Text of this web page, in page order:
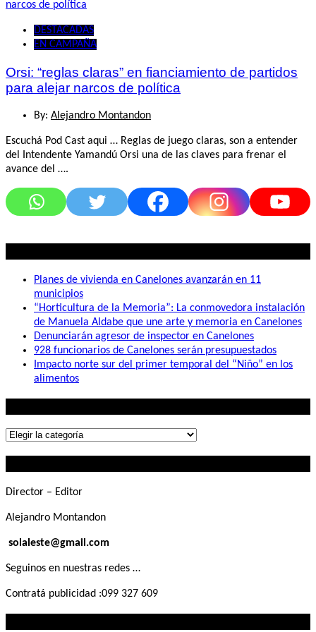
DESTACADAS
EN CAMPAÑA
Orsi: “reglas claras” en fianciamiento de partidos
para alejar narcos de política
By: Alejandro Montandon
Escuchá Pod Cast aqui … Reglas de juego claras, son a entender
del Intendente Yamandú Orsi una de las claves para frenar el
avance del ….
Planes de vivienda en Canelones avanzarán en 11
municipios
“Horticultura de la Memoria”: La conmovedora instalación
de Manuela Aldabe que une arte y memoria en Canelones
Denunciarán agresor de inspector en Canelones
928 funcionarios de Canelones serán presupuestados
Impacto norte sur del primer temporal del “Niño” en los
alimentos
Lo
Director – Editor
Alejandro Montandon
solaleste@gmail.com
Seguinos en nuestras redes …
Contratá publicidad :099 327 609